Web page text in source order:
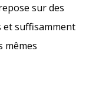
sur des
et suffisamment
mêmes